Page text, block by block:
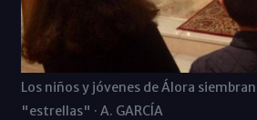
Los niños y jóvenes de Álora
"estrellas" · A. GARCÍA